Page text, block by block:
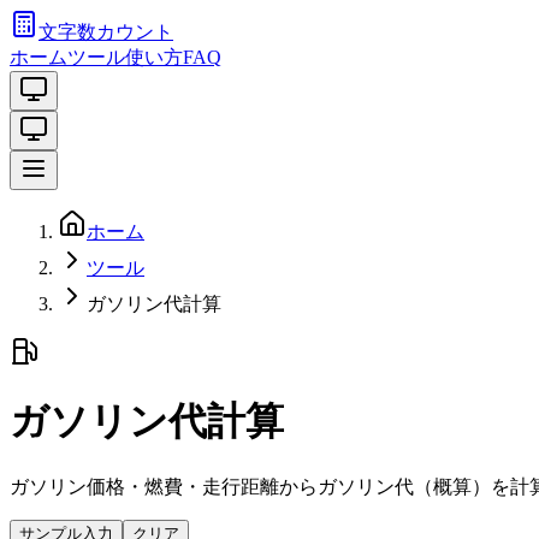
文字数カウント
ホームツール使い方FAQ
ホーム
ツール
ガソリン代計算
ガソリン代計算
ガソリン価格・燃費・走行距離からガソリン代（概算）を計
サンプル入力 クリア